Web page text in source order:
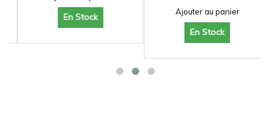
En Stock Ajouter au panier
En Stock